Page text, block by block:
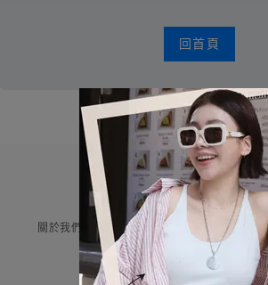
回首頁
Information
關於我們 付款與運送 售後服務